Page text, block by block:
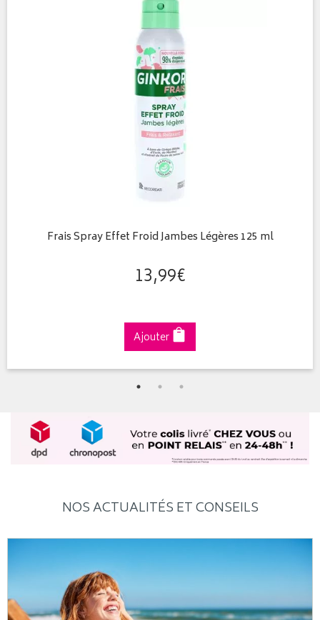
Frais Spray Effet Froid Jambes Légères 125 ml
13,99€
Ajouter
NOS ACTUALITÉS ET CONSEILS